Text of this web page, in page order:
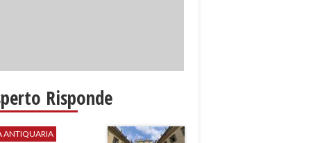
Risponde
ANTIQUARIA